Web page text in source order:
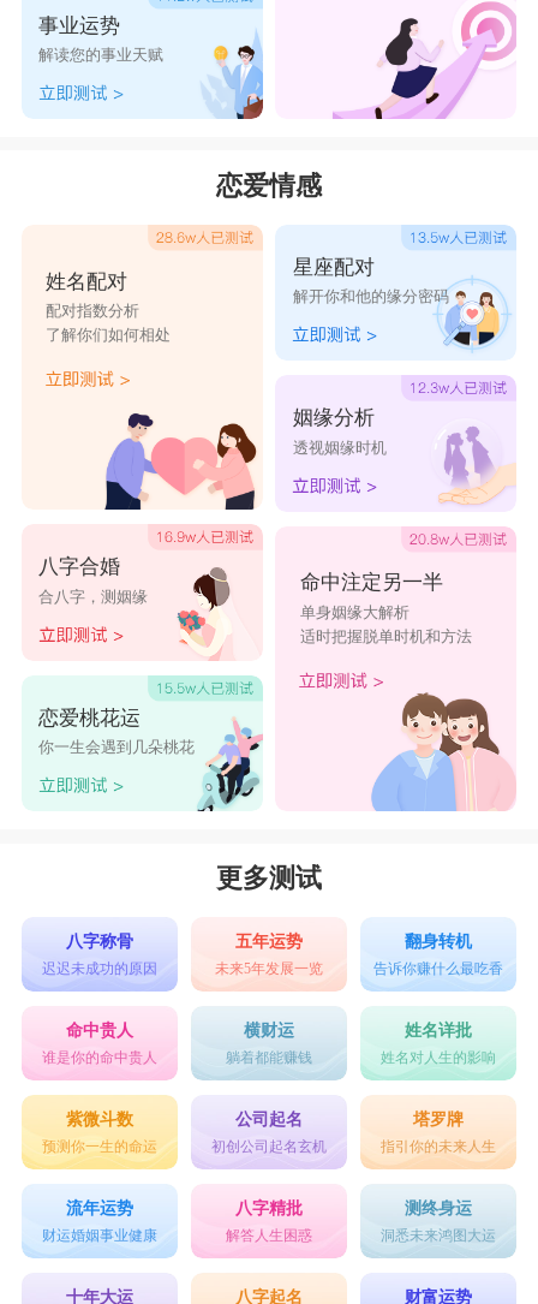
事业运势
解读您的事业天赋
恋爱情感
姓名配对
配对指数分析
了解你们如何相处
八字合婚
合八字，测姻缘
恋爱桃花运
你一生会遇到几朵桃花
星座配对
解开你和他的缘分密码
姻缘分析
透视姻缘时机
命中注定另一半
单身姻缘大解析
适时把握脱单时机和方法
更多测试
八字称骨
迟迟未成功的原因
五年运势
未来5年发展一览
翻身转机
告诉你赚什么最吃香
命中贵人
谁是你的命中贵人
横财运
躺着都能赚钱
姓名详批
姓名对人生的影响
紫微斗数
预测你一生的命运
公司起名
初创公司起名玄机
塔罗牌
指引你的未来人生
流年运势
财运婚姻事业健康
八字精批
解答人生困惑
测终身运
洞悉未来鸿图大运
十年大运 八字起名 财富运势